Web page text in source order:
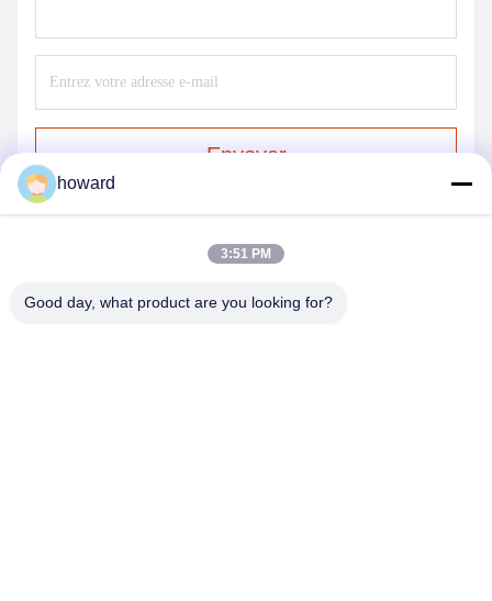
Envoyer
howard
3:51 PM
Good day, what product are you looking for?